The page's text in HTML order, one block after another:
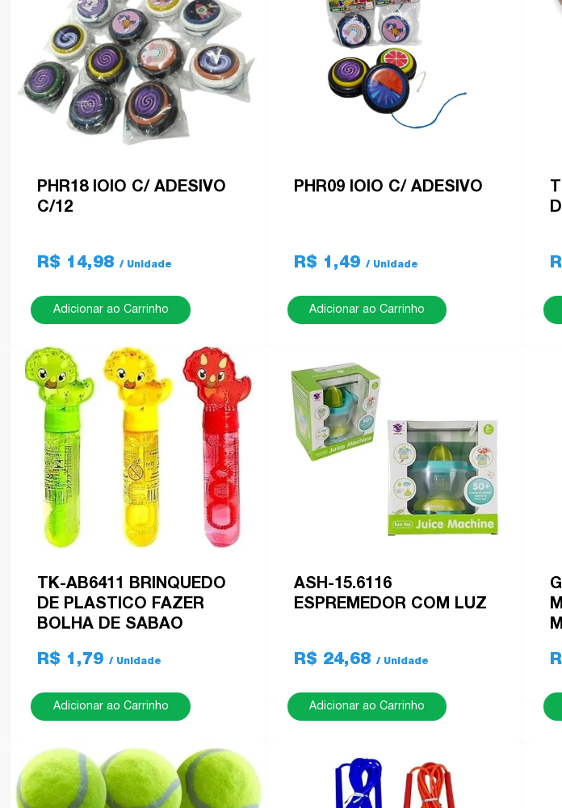
PHR18 IOIO C/ ADESIVO
C/12
R$ 14,98
Adicionar ao Carrinho
PHR09 IOIO C/ ADESIVO
R$ 1,49
Adicionar ao Carrinho
TK-AB6411 BRINQUEDO
DE PLASTICO FAZER
BOLHA DE SABAO
R$ 1,79
Adicionar ao Carrinho
ASH-15.6116
ESPREMEDOR COM LUZ
R$ 24,68
Adicionar ao Carrinho